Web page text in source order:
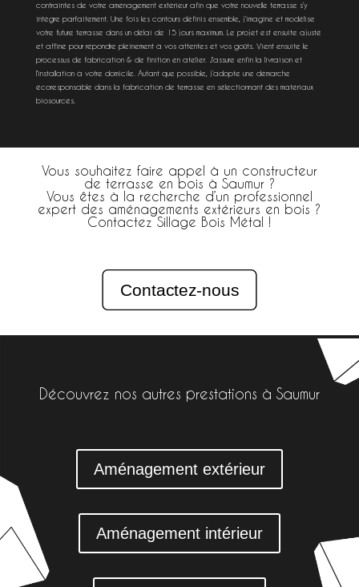
contraintes de votre aménagement extérieur afin que votre nouvelle terrasse s’y
intègre parfaitement. Une fois les contours définis ensemble, j’imagine et modélise
votre future terrasse dans un délai de 15 jours maximum. Le projet est ensuite ajusté
et affiné pour répondre pleinement à vos attentes et vos goûts. Vient ensuite le
processus de fabrication & de finition en atelier. J’assure enfin la livraison et
l’installation à votre domicile. Autant que possible, j’adopte une démarche
écoresponsable dans la fabrication de terrasse en sélectionnant des matériaux
biosourcés.
Vous souhaitez faire appel à un constructeur
de terrasse en bois à Saumur ?
Vous êtes à la recherche d’un professionnel
expert des aménagements extérieurs en bois ?
Contactez Sillage Bois Métal !
Contactez-nous
Découvrez nos autres prestations à Saumur
Aménagement extérieur
Aménagement intérieur